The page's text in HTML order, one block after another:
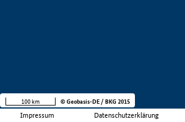
Impressum Datenschutzerklärung
100 km © Geobasis-DE / BKG 2015